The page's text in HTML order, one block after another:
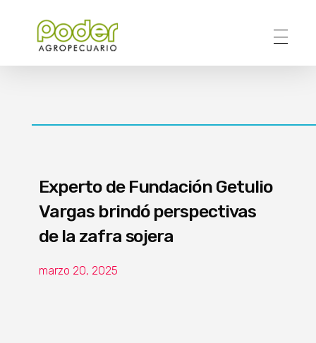
Experto de Fundación Getulio
Vargas brindó perspectivas
de la zafra sojera
marzo 20, 2025